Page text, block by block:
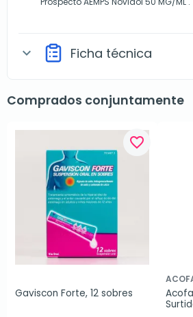
expand_more Ficha técnica
Comprados conjuntamente
favorite_border
Gaviscon Forte, 12 sobres